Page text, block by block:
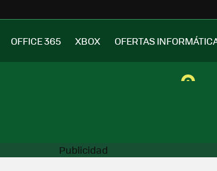
OFFICE 365 XBOX OFERTAS